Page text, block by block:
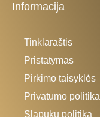
Informacija
Tinklaraštis
Pristatymas
Pirkimo taisyklės
Privatumo politika
Slapukų politika